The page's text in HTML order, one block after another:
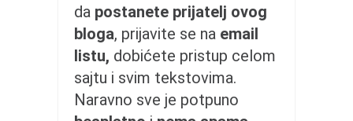
kontaktda postanete prijatelj ovog
bloga, prijavite se na email
listu, dobićete pristup celom
sajtu i svim tekstovima.
Naravno sve je potpuno